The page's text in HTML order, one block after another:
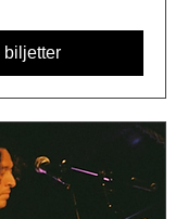
biljetter